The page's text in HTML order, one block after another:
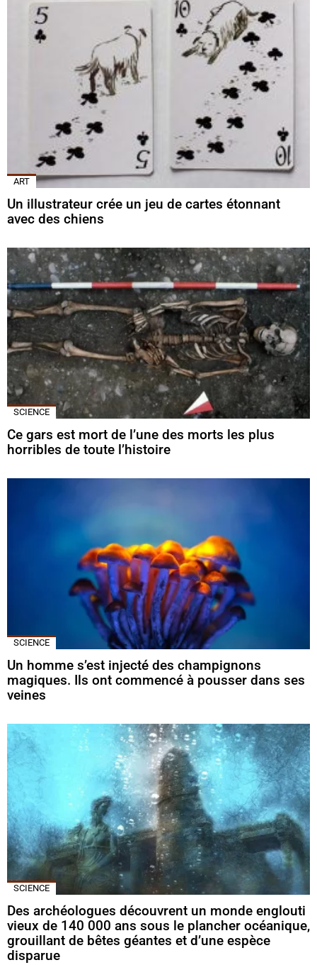
ART
Un illustrateur crée un jeu de cartes étonnant
avec des chiens
SCIENCE
Ce gars est mort de l’une des morts les plus
horribles de toute l’histoire
SCIENCE
Un homme s’est injecté des champignons
magiques. Ils ont commencé à pousser dans ses
veines
SCIENCE
Des archéologues découvrent un monde englouti
vieux de 140 000 ans sous le plancher océanique,
grouillant de bêtes géantes et d’une espèce
disparue